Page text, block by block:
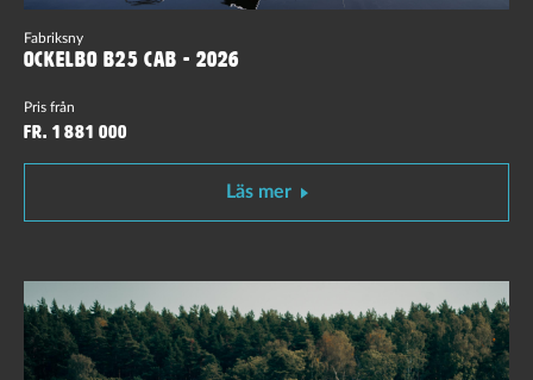
Fabriksny
Ockelbo B25 CAB - 2026
Pris från
Fr. 1 881 000
Läs mer